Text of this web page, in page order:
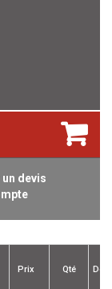
devis
Prix Qté